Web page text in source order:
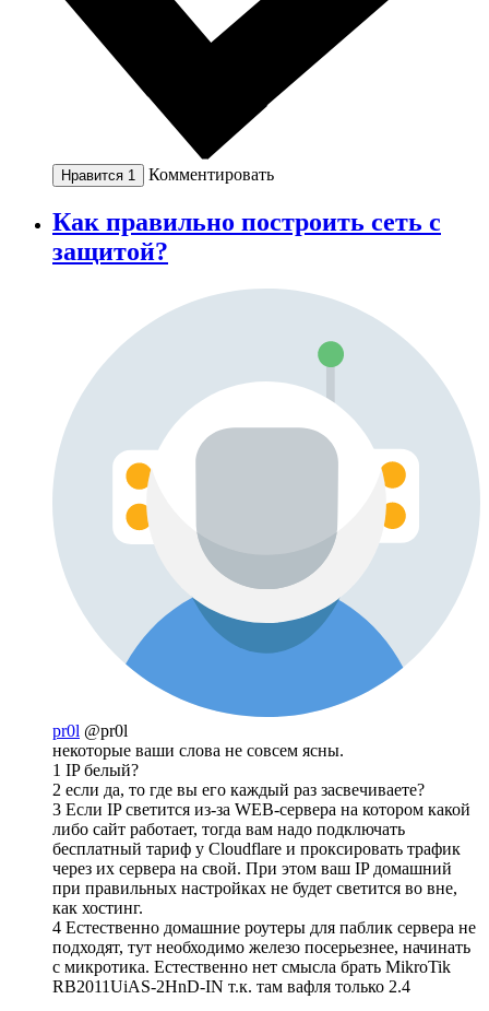
Нравится 1 Комментировать
Как правильно построить сеть с
защитой?
pr0l @pr0l
некоторые ваши слова не совсем ясны.
1 IP белый?
2 если да, то где вы его каждый раз засвечиваете?
3 Если IP светится из-за WEB-сервера на котором какой
либо сайт работает, тогда вам надо подключать
бесплатный тариф у Cloudflare и проксировать трафик
через их сервера на свой. При этом ваш IP домашний
при правильных настройках не будет светится во вне,
как хостинг.
4 Естественно домашние роутеры для паблик сервера не
подходят, тут необходимо железо посерьезнее, начинать
с микротика. Естественно нет смысла брать MikroTik
RB2011UiAS-2HnD-IN т.к. там вафля только 2.4